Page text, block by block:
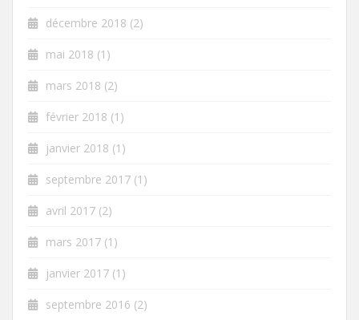
décembre 2018 (2)
mai 2018 (1)
mars 2018 (2)
février 2018 (1)
janvier 2018 (1)
septembre 2017 (1)
avril 2017 (2)
mars 2017 (1)
janvier 2017 (1)
septembre 2016 (2)